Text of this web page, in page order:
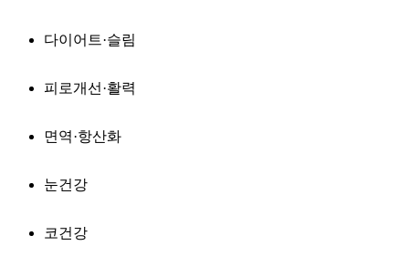
다이어트·슬림
피로개선·활력
면역·항산화
눈건강
코건강